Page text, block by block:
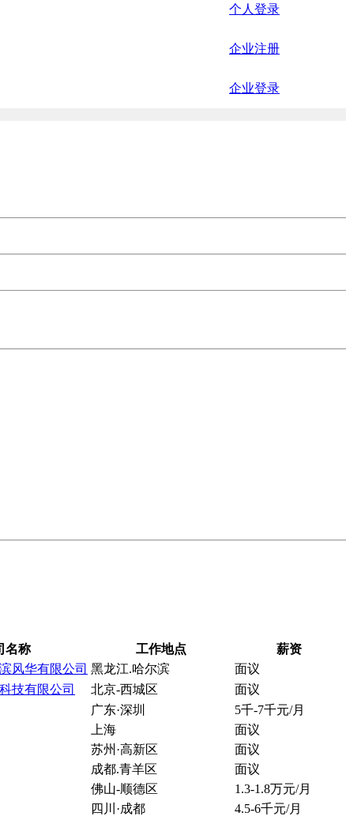
个人登录
企业注册
企业登录
名称 工作地点 薪资
风华有限公司 黑龙江.哈尔滨 面议
技有限公司 北京-西城区 面议
广东·深圳
5千-7千元/月
上海
面议
苏州·高新区
面议
成都.青羊区
面议
佛山-顺德区
1.3-1.8万元/月
四川·成都
4.5-6千元/月